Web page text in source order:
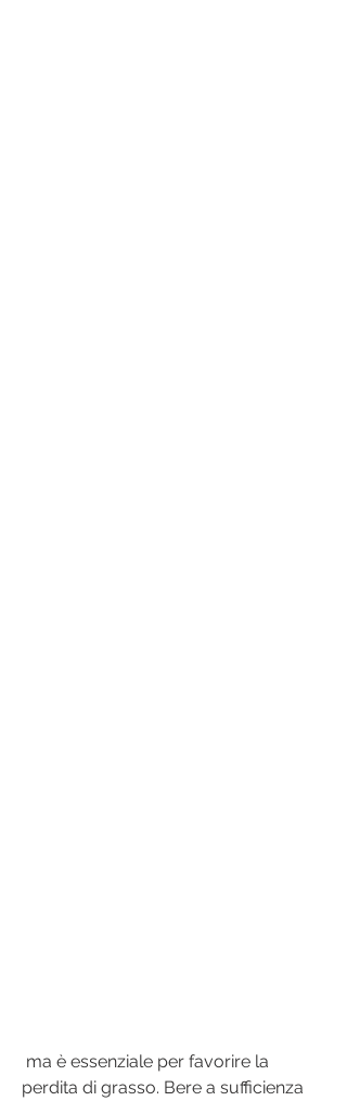
perdita di grasso. Bere a sufficienza